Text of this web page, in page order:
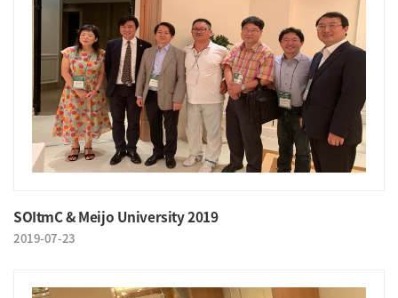
SOItmC & Meijo University 2019
2019-07-23